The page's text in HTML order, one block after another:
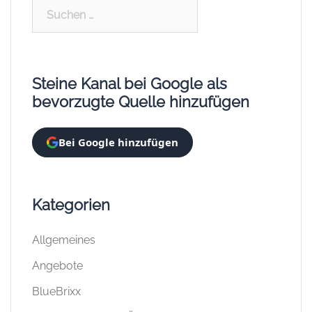
Suchen
Steine Kanal bei Google als
bevorzugte Quelle hinzufügen
Bei Google hinzufügen
Kategorien
Allgemeines
Angebote
BlueBrixx